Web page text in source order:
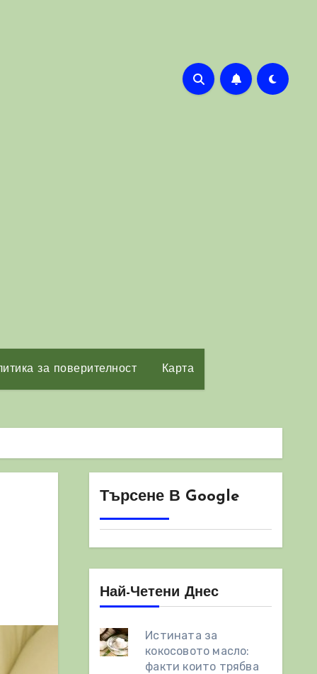
за поверителност Карта
Търсене В Google
Най-Четени Днес
Истината за
кокосовото масло:
факти които трябва